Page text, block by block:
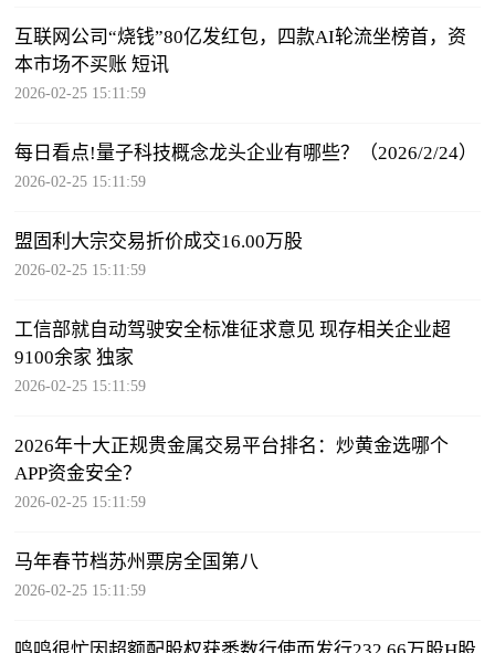
互联网公司“烧钱”80亿发红包，四款AI轮流坐榜首，资
本市场不买账 短讯
2026-02-25 15:11:59
每日看点!量子科技概念龙头企业有哪些？（2026/2/24）
2026-02-25 15:11:59
盟固利大宗交易折价成交16.00万股
2026-02-25 15:11:59
工信部就自动驾驶安全标准征求意见 现存相关企业超
9100余家 独家
2026-02-25 15:11:59
2026年十大正规贵金属交易平台排名：炒黄金选哪个
APP资金安全？
2026-02-25 15:11:59
马年春节档苏州票房全国第八
2026-02-25 15:11:59